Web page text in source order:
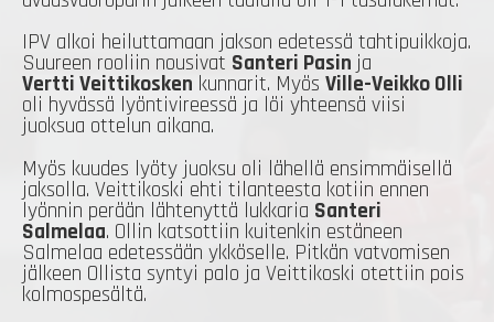
IPV alkoi heiluttamaan jakson edetessä tahtipuikkoja.
Suureen rooliin nousivat Santeri Pasin ja
Vertti Veittikosken kunnarit. Myös Ville-Veikko Olli
oli hyvässä lyöntivireessä ja löi yhteensä viisi
juoksua ottelun aikana.
Myös kuudes lyöty juoksu oli lähellä ensimmäisellä
jaksolla. Veittikoski ehti tilanteesta kotiin ennen
lyönnin perään lähtenyttä lukkaria Santeri
Salmelaa. Ollin katsottiin kuitenkin estäneen
Salmelaa edetessään ykköselle. Pitkän vatvomisen
jälkeen Ollista syntyi palo ja Veittikoski otettiin pois
kolmospesältä.